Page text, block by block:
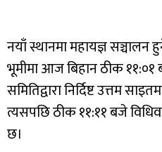
नयाँ स्थानमा महायज्ञ सञ्चालन
भूमीमा आज बिहान ठीक ११:०१
समितिद्वारा निर्दिष्ट उत्तम
त्यसपछि ठीक ११:११ बजे
छ।